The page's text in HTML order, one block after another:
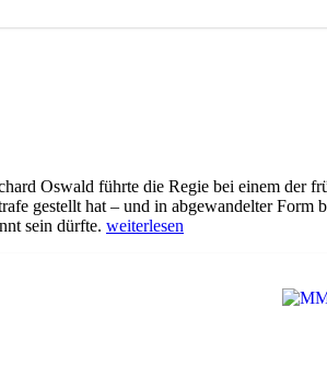
Oswald führte die Regie bei einem der
gestellt hat – und in abgewandelter
sein dürfte. „WA071
weiterlesen